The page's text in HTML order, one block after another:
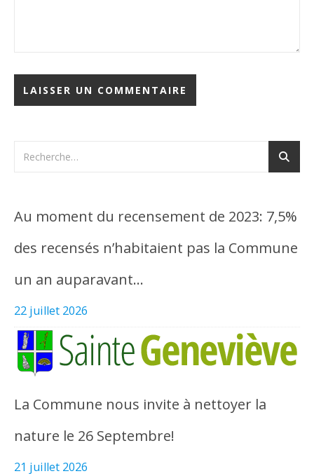
Au moment du recensement de 2023: 7,5%
des recensés n’habitaient pas la Commune
un an auparavant…
22 juillet 2026
La Commune nous invite à nettoyer la
nature le 26 Septembre!
21 juillet 2026